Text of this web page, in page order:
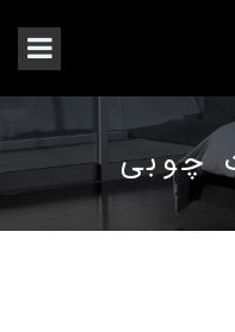
چوبی